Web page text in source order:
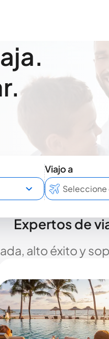
Viajo a
Expertos de
alto éxito y